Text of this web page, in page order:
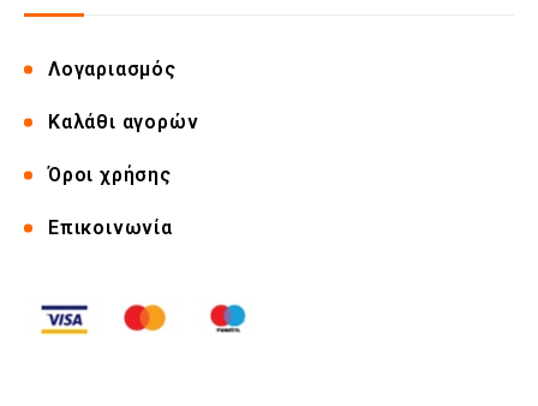
Λογαριασμός
Καλάθι αγορών
Όροι χρήσης
Επικοινωνία